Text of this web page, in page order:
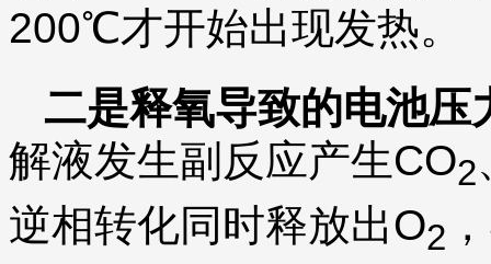
200℃才开始出现发热。
二是释氧导致的电池压
解液发生副反应产生CO2
逆相转化同时释放出O2